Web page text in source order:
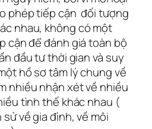
phép tiếp cận đối tượng
nhau, không có một
cận để đánh giá toàn bộ
đầu tư thời gian và suy
hồ sơ tâm lý chung về
nhiều nhận xét về nhiều
tình thế khác nhau (
về gia đình, về môi